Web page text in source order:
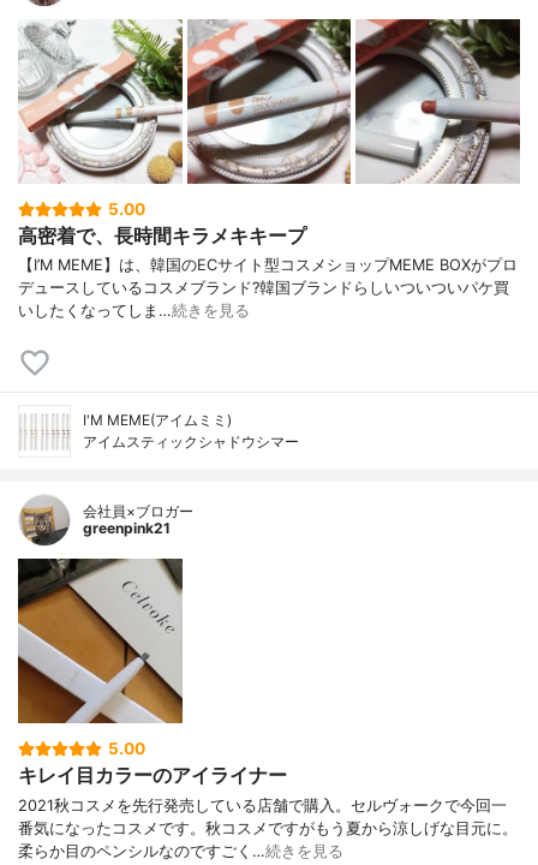
5.00
高密着で、長時間キラメキキープ
【I’M MEME】は、韓国のECサイト型コスメショップMEME BOXがプロ
デュースしているコスメブランド?韓国ブランドらしいついついパケ買
いしたくなってしま…続きを見る
I'M MEME(アイムミミ)
アイムスティックシャドウシマー
会社員×ブロガー
greenpink21
5.00
キレイ目カラーのアイライナー
2021秋コスメを先行発売している店舗で購入。セルヴォークで今回一
番気になったコスメです。秋コスメですがもう夏から涼しげな目元に。
柔らか目のペンシルなのですごく…続きを見る